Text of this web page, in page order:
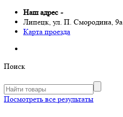
Наш адрес -
Липецк, ул. П. Смородина, 9а
Карта проезда
Поиск
Посмотреть все результаты